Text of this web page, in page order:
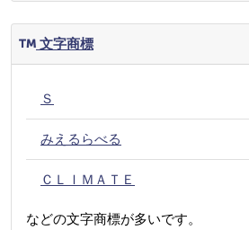
文字商標
Ｓ
みえるらべる
ＣＬＩＭＡＴＥ
などの文字商標が多いです。